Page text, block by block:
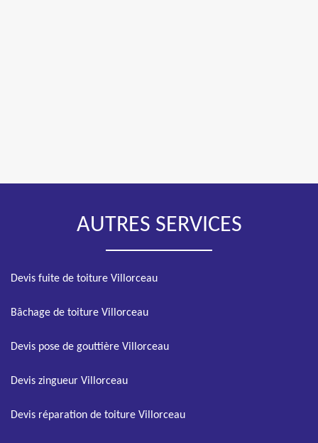
AUTRES SERVICES
Devis fuite de toiture Villorceau
Bâchage de toiture Villorceau
Devis pose de gouttière Villorceau
Devis zingueur Villorceau
Devis réparation de toiture Villorceau